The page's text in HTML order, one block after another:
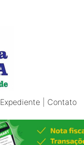
Expediente Contato